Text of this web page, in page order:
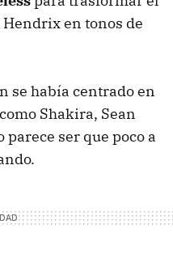
en tonos de
se había centrado en
Shakira, Sean
parece ser que poco a